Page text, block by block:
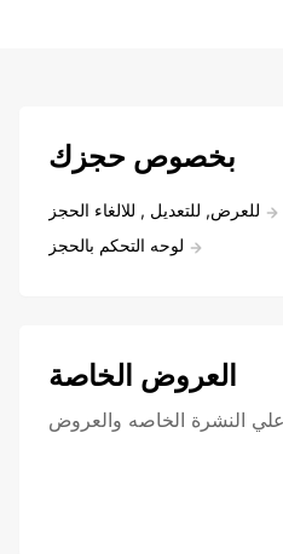
بخصوص حجزك
للعرض, للتعديل , للالغاء الحجز
لوحه التحكم بالحجز
العروض الخاصة
النشرة الخاصه والعروض